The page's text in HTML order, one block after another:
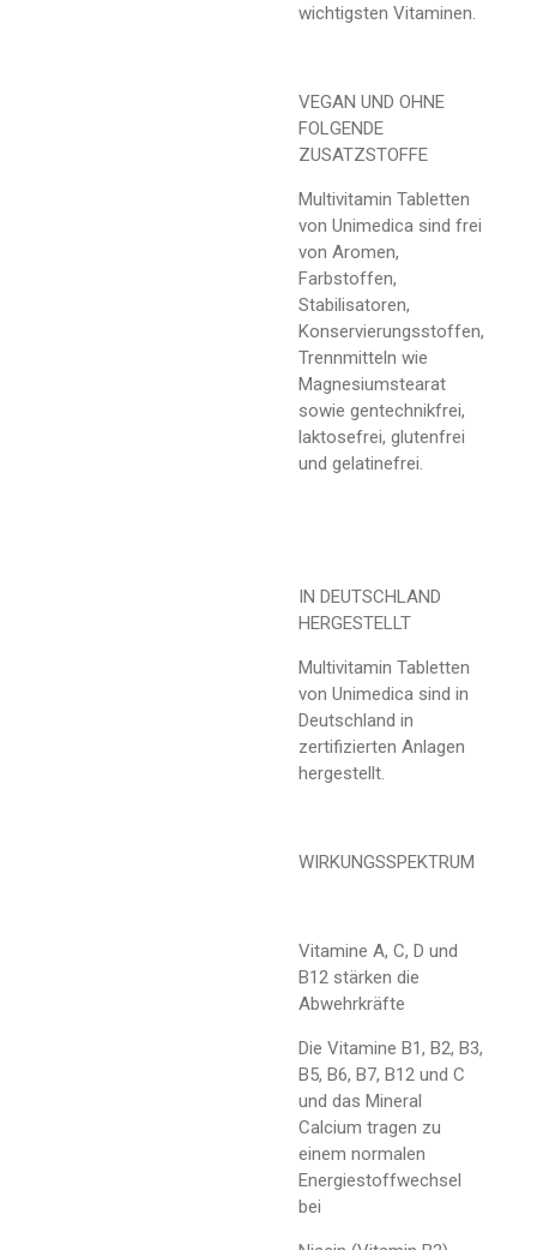
wichtigsten Vitaminen.
VEGAN UND OHNE
FOLGENDE
ZUSATZSTOFFE
Multivitamin Tabletten
von Unimedica sind frei
von Aromen,
Farbstoffen,
Stabilisatoren,
Konservierungsstoffen,
Trennmitteln wie
Magnesiumstearat
sowie gentechnikfrei,
laktosefrei, glutenfrei
und gelatinefrei.
IN DEUTSCHLAND
HERGESTELLT
Multivitamin Tabletten
von Unimedica sind in
Deutschland in
zertifizierten Anlagen
hergestellt.
WIRKUNGSSPEKTRUM
Vitamine A, C, D und
B12 stärken die
Abwehrkräfte
Die Vitamine B1, B2, B3,
B5, B6, B7, B12 und C
und das Mineral
Calcium tragen zu
einem normalen
Energiestoffwechsel
bei